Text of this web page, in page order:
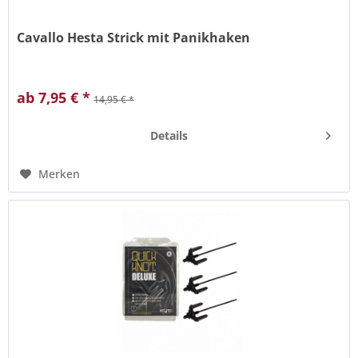
Cavallo Hesta Strick mit Panikhaken
ab 7,95 € * 14,95 € *
Details
Merken